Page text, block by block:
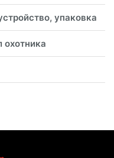
упаковка
охотника